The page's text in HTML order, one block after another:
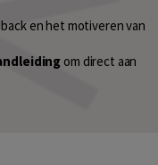
en het motiveren van
om direct aan